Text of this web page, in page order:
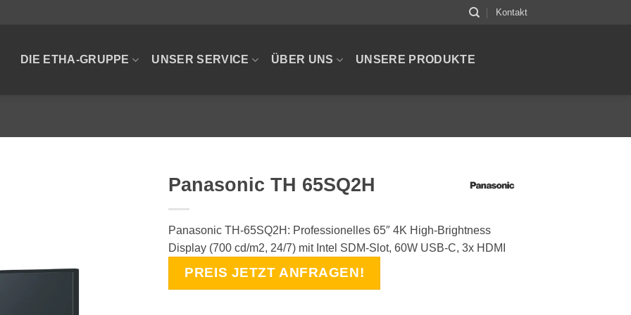
Kontakt
DIE ETHA-GRUPPE UNSER SERVICE ÜBER UNS UNSERE PRODUKTE
Panasonic TH 65SQ2H
Panasonic TH-65SQ2H: Professionelles 65″ 4K High-Brightness
Display (700 cd/m2, 24/7) mit Intel SDM-Slot, 60W USB-C, 3x HDMI
PREIS JETZT ANFRAGEN!